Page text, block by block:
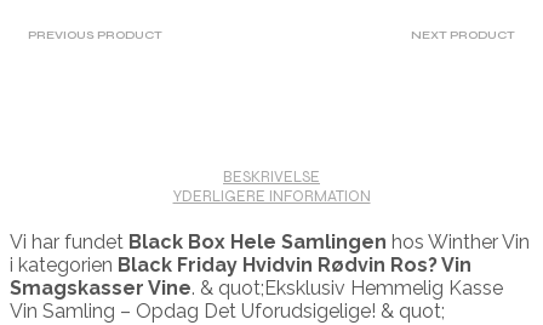
PREVIOUS PRODUCT NEXT PRODUCT
BESKRIVELSE
YDERLIGERE INFORMATION
Vi har fundet Black Box Hele Samlingen hos Winther Vin
i kategorien Black Friday Hvidvin Rødvin Ros? Vin
Smagskasser Vine. & quot;Eksklusiv Hemmelig Kasse
Vin Samling – Opdag Det Uforudsigelige! & quot;